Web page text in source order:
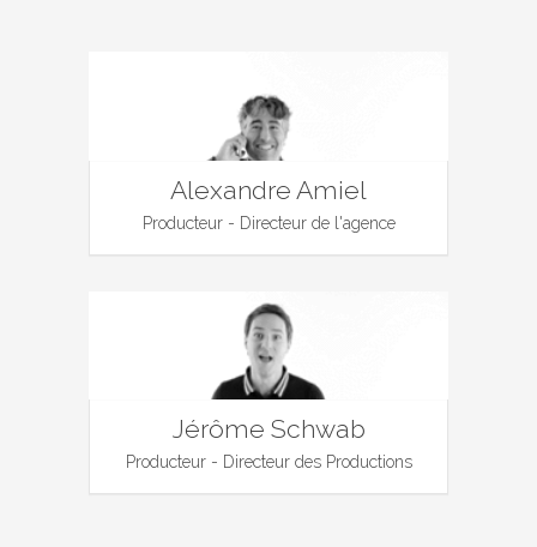
Alexandre Amiel
Producteur - Directeur de l'agence
Jérôme Schwab
Producteur - Directeur des Productions